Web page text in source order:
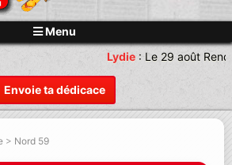
Menu
Envoie ta dédicace
Lydie:Le 29 août
> Nord 59